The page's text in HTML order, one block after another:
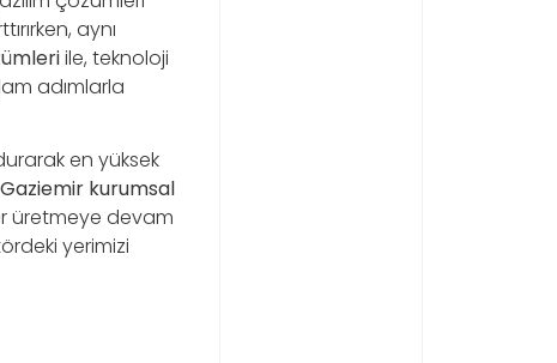
aynı
ile, teknoloji
adımlarla
en yüksek
Gaziemir kurumsal
üretmeye devam
yerimizi